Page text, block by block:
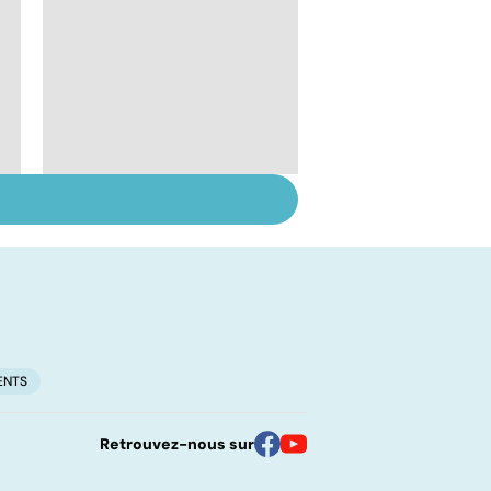
amygdales : que faire
Retrouvez-nous sur